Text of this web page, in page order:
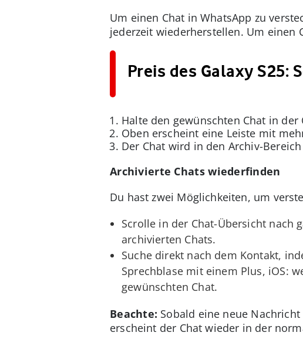
Um einen Chat in WhatsApp zu
jederzeit wiederherstellen. Um einen
Preis des Galaxy S25:
Halte den gewünschten Chat in
Oben erscheint eine Leiste mit
Der Chat wird in den Archiv-
Archivierte Chats wiederfinden
Du hast zwei Möglichkeiten, um
Scrolle in der Chat-Übersicht nach
archivierten Chats.
Suche direkt nach dem Kontakt,
Sprechblase mit einem Plus, iOS:
gewünschten Chat.
Beachte: Sobald eine neue
erscheint der Chat wieder in der